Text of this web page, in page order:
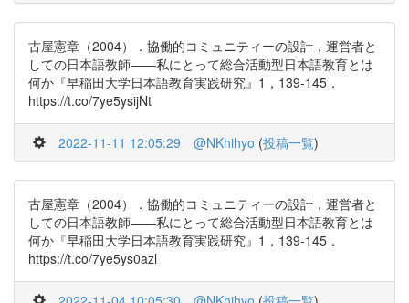
古屋憲章（2004）．協働的コミュニティーの設計，運営者と
しての日本語教師――私にとって総合活動型日本語教育とは
何か『早稲田大学日本語教育実践研究』1，139-145．
https://t.co/7ye5ysijNt
2022-11-11 12:05:29 @NKhihyo (投稿一覧)
古屋憲章（2004）．協働的コミュニティーの設計，運営者と
しての日本語教師――私にとって総合活動型日本語教育とは
何か『早稲田大学日本語教育実践研究』1，139-145．
https://t.co/7ye5ys0azl